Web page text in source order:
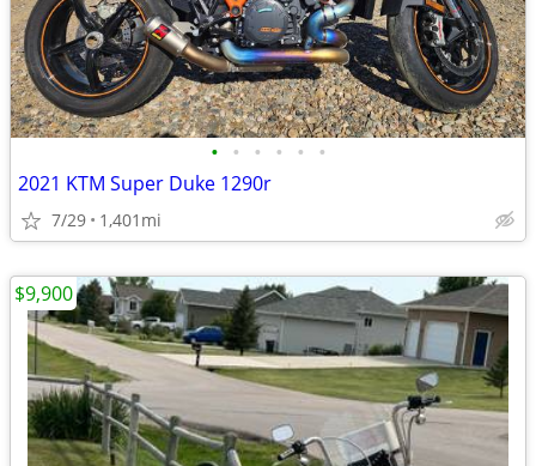
• • • • • •
2021 KTM Super Duke 1290r
7/29 1,401mi
$9,900